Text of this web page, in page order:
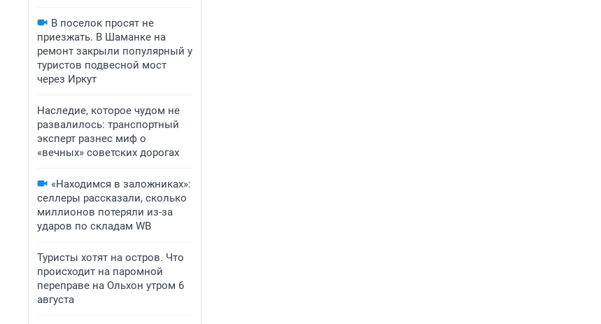
В поселок просят не
приезжать. В Шаманке на
ремонт закрыли популярный у
туристов подвесной мост
через Иркут
Наследие, которое чудом не
развалилось: транспортный
эксперт разнес миф о
«вечных» советских дорогах
«Находимся в заложниках»:
селлеры рассказали, сколько
миллионов потеряли из-за
ударов по складам WB
Туристы хотят на остров. Что
происходит на паромной
переправе на Ольхон утром 6
августа